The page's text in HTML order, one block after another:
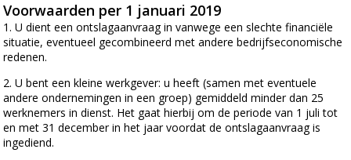
Voorwaarden per 1 januari 2019
1. U dient een ontslagaanvraag in vanwege een slechte financiële
situatie, eventueel gecombineerd met andere bedrijfseconomische
redenen.
2. U bent een kleine werkgever: u heeft (samen met eventuele
andere ondernemingen in een groep) gemiddeld minder dan 25
werknemers in dienst. Het gaat hierbij om de periode van 1 juli tot
en met 31 december in het jaar voordat de ontslagaanvraag is
ingediend.